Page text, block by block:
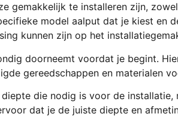
gemakkelijk te installeren zijn,
model aalput dat je kiest en
kunnen zijn op het
doorneemt voordat je begint.
gereedschappen en materialen
die nodig is voor de installatie,
dat je de juiste diepte en